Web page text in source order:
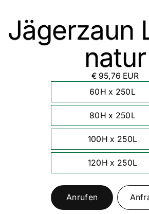
Jägerzaun
natur
€ 95,76 EUR
60H x 250L
80H x 250L
100H x 250L
120H x 250L
Anrufen